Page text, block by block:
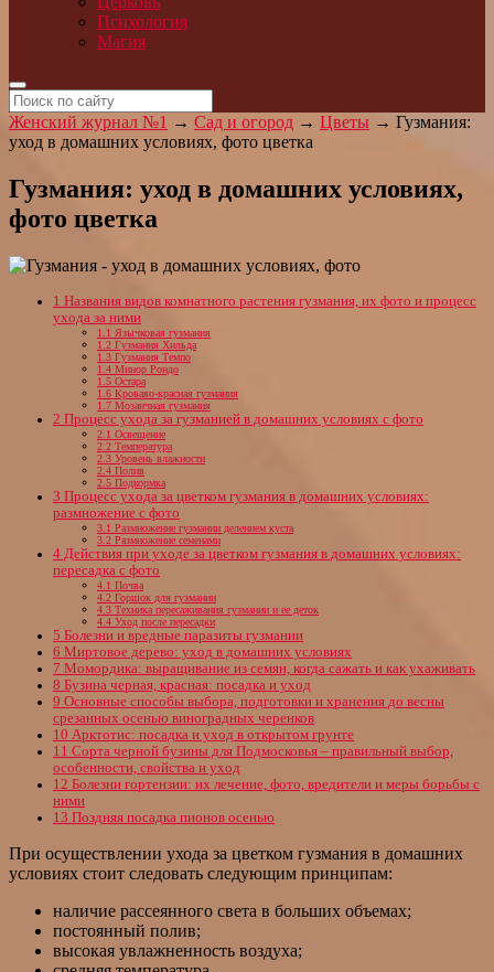
Психология
Магия
Женский журнал №1 → Сад и огород → Цветы → Гузмания:
уход в домашних условиях, фото цветка
Гузмания: уход в домашних условиях,
фото цветка
1 Названия видов комнатного растения гузмания, их фото и процесс
ухода за ними
1.1 Язычковая гузмания
1.2 Гузмания Хильда
1.3 Гузмания Темпо
1.4 Минор Рондо
1.5 Остара
1.6 Кроваво-красная гузмания
1.7 Мозаичная гузмания
2 Процесс ухода за гузманией в домашних условиях с фото
2.1 Освещение
2.2 Температура
2.3 Уровень влажности
2.4 Полив
2.5 Подкормка
3 Процесс ухода за цветком гузмания в домашних условиях:
размножение с фото
3.1 Размножение гузмании делением куста
3.2 Размножение семенами
4 Действия при уходе за цветком гузмания в домашних условиях:
пересадка с фото
4.1 Почва
4.2 Горшок для гузмании
4.3 Техника пересаживания гузмании и ее деток
4.4 Уход после пересадки
5 Болезни и вредные паразиты гузмании
6 Миртовое дерево: уход в домашних условиях
7 Момордика: выращивание из семян, когда сажать и как ухаживать
8 Бузина черная, красная: посадка и уход
9 Основные способы выбора, подготовки и хранения до весны
срезанных осенью виноградных черенков
10 Арктотис: посадка и уход в открытом грунте
11 Сорта черной бузины для Подмосковья – правильный выбор,
особенности, свойства и уход
12 Болезни гортензии: их лечение, фото, вредители и меры борьбы с
ними
13 Поздняя посадка пионов осенью
При осуществлении ухода за цветком гузмания в домашних
условиях стоит следовать следующим принципам:
наличие рассеянного света в больших объемах;
постоянный полив;
высокая увлажненность воздуха;